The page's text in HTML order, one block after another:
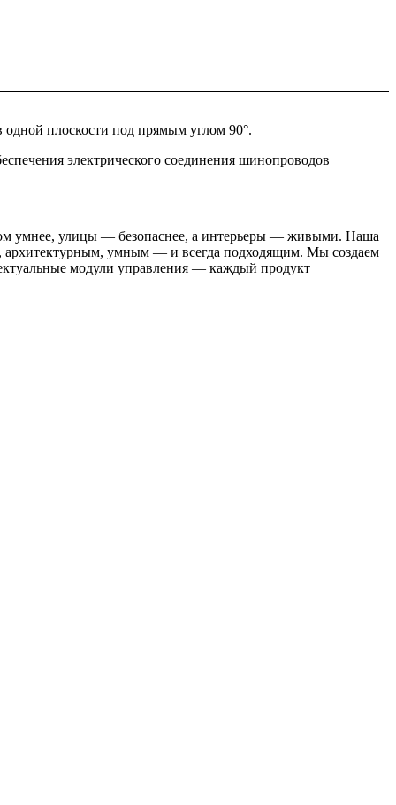
плоскости под прямым углом 90°.
электрического соединения шинопроводов
умнее, улицы — безопаснее, а интерьеры — живыми. Наша
умным — и всегда подходящим. Мы создаем
модули управления — каждый продукт